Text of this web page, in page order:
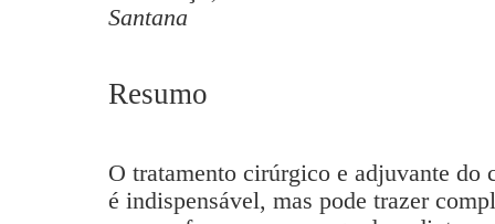
Santana
Resumo
O tratamento cirúrgico e adjuvante do
é indispensável, mas pode trazer